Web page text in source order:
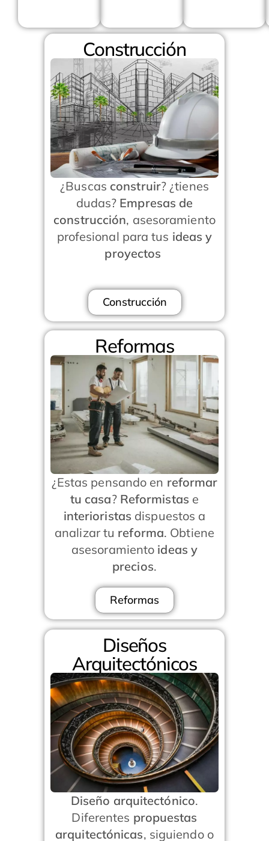
Construcción
¿Buscas construir? ¿tienes
dudas? Empresas de
construcción, asesoramiento
profesional para tus ideas y
proyectos
Construcción
Reformas
¿Estas pensando en reformar
tu casa? Reformistas e
interioristas dispuestos a
analizar tu reforma. Obtiene
asesoramiento ideas y
precios.
Reformas
Diseños
Arquitectónicos
Diseño arquitectónico.
Diferentes propuestas
arquitectónicas, siguiendo o